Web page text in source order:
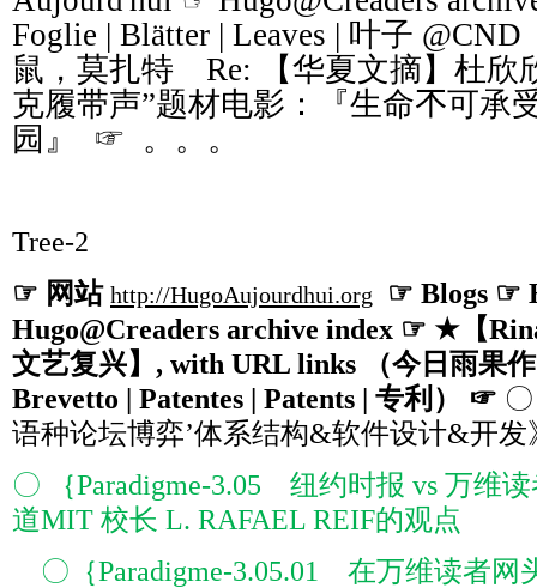
Foglie | Blätter | Leaves | 叶子
鼠，莫扎特 Re: 【华夏文摘】杜欣
克履带声”题材电影：『生命𣎴可承
园』 ☞ 。。。
Tree-2
☞ 网站 http://HugoAujourdhui.org
☞ Blogs ☞
Hugo@Creaders archive index ☞ ★ 【
文艺复兴】 , with URL links
（今日雨果
Brevetto | Patentes | Patents | 专利） ☞
语种论坛博弈’体系结构&软件设计&开发
〇 ｛Paradigme-3.05 纽约时报 vs 万维
道MIT 校长 L. RAFAEL REIF的观点
〇｛Paradigme-3.05.01 在万维读者网